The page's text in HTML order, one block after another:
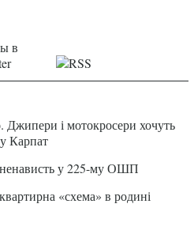
Джипери і мотокросери хочуть
Карпат
ненависть у 225-му ОШП
«схема» в родині